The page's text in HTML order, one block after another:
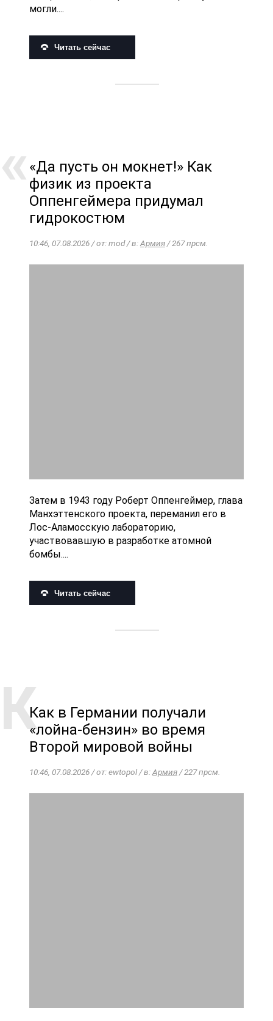
могли....
Читать сейчас
«Да пусть он мокнет!» Как
физик из проекта
Оппенгеймера придумал
гидрокостюм
10:46, 07.08.2026 / от: mod / в:Армия/ 267 прсм.
Затем в 1943 году Роберт Оппенгеймер, глава
Манхэттенского проекта, переманил его в
Лос-Аламосскую лабораторию,
участвовавшую в разработке атомной
бомбы....
Читать сейчас
Как в Германии получали
«лойна-бензин» во время
Второй мировой войны
10:46, 07.08.2026 / от: ewtopol / в:Армия/ 227 прсм.